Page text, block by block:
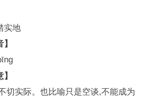
地
实际。也比喻只是空谈,不能成为